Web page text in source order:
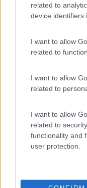
related to
device identifiers
I want to allow
related to
I want to allow
related to
I want to allow
related to
functionality and
user protection.
(0)